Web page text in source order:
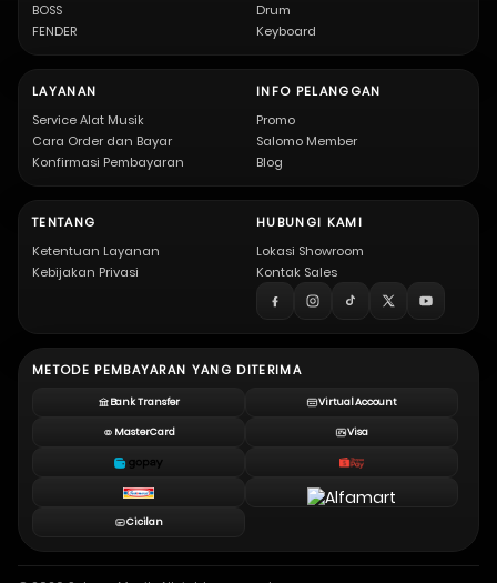
BOSS
FENDER
Drum
Keyboard
LAYANAN
Service Alat Musik
Cara Order dan Bayar
Konfirmasi Pembayaran
INFO PELANGGAN
Promo
Salomo Member
Blog
TENTANG
Ketentuan Layanan
Kebijakan Privasi
HUBUNGI KAMI
Lokasi Showroom
Kontak Sales
METODE PEMBAYARAN YANG DITERIMA
Bank Transfer Virtual Account
MasterCard Visa
Cicilan